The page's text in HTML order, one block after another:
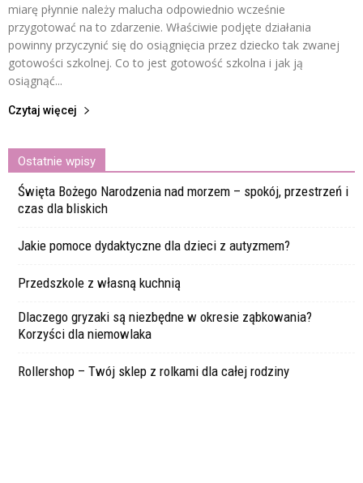
miarę płynnie należy malucha odpowiednio wcześnie
przygotować na to zdarzenie. Właściwie podjęte działania
powinny przyczynić się do osiągnięcia przez dziecko tak zwanej
gotowości szkolnej. Co to jest gotowość szkolna i jak ją
osiągnąć...
Czytaj więcej
Ostatnie wpisy
Święta Bożego Narodzenia nad morzem – spokój, przestrzeń i
czas dla bliskich
Jakie pomoce dydaktyczne dla dzieci z autyzmem?
Przedszkole z własną kuchnią
Dlaczego gryzaki są niezbędne w okresie ząbkowania?
Korzyści dla niemowlaka
Rollershop – Twój sklep z rolkami dla całej rodziny